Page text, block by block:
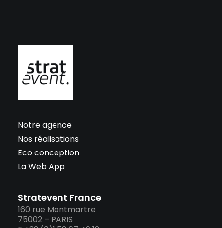
Notre agence
Nos réalisations
Eco conception
La Web App
Stratevent France
160 rue Montmartre
75002 – PARIS